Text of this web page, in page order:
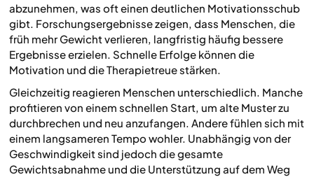
abzunehmen, was oft einen deutlichen Motivationsschub
gibt. Forschungsergebnisse zeigen, dass Menschen, die
früh mehr Gewicht verlieren, langfristig häufig bessere
Ergebnisse erzielen. Schnelle Erfolge können die
Motivation und die Therapietreue stärken.
Gleichzeitig reagieren Menschen unterschiedlich. Manche
profitieren von einem schnellen Start, um alte Muster zu
durchbrechen und neu anzufangen. Andere fühlen sich mit
einem langsameren Tempo wohler. Unabhängig von der
Geschwindigkeit sind jedoch die gesamte
Gewichtsabnahme und die Unterstützung auf dem Weg